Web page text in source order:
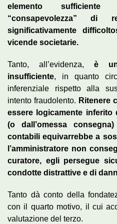
elemento
“consapevolezza” di
significativamente
vicende societarie.
Tanto, all’evidenza, è un
insufficiente, in quanto
inferenziale rispetto alla
intento fraudolento. Ritenere
essere logicamente inferito
(o dall’omessa
contabili equivarrebbe a
l’amministratore non
curatore, egli persegue
condotte distrattive e di
Tanto dà conto della
con il quarto motivo, il cui
valutazione del terzo.